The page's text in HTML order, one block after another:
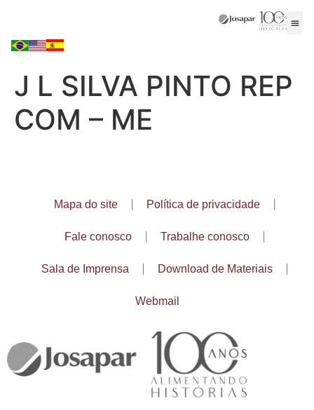
J L SILVA PINTO REP
COM – ME
Mapa do site Política de privacidade
Fale conosco Trabalhe conosco
Sala de Imprensa Download de Materiais
Webmail